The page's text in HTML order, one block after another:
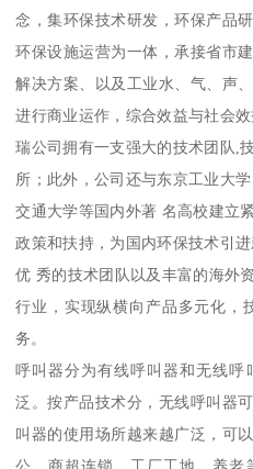
念，集环保技术研发，环保产品
环保设施运营为一体，承接省市
解决方案、以及工业水、气、声
进行商业运作，综合效益与社会
瑞公司拥有一支强大的技术团队,
所；此外，公司还与东京工业大
交通大学等国内外著 名高校建立
政策和扶持，为国内环保技术引
优 秀的技术团队以及丰富的海外
行业，实现纵横向产品多元化，
务。
呼叫器分为有线呼叫器和无线
泛。按产品技术分，无线呼叫器
叫器的使用场所越来越广泛，可